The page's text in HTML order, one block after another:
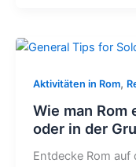
Aktivitäten in Rom,
Wie man Rom
oder in der
Entdecke Rom auf